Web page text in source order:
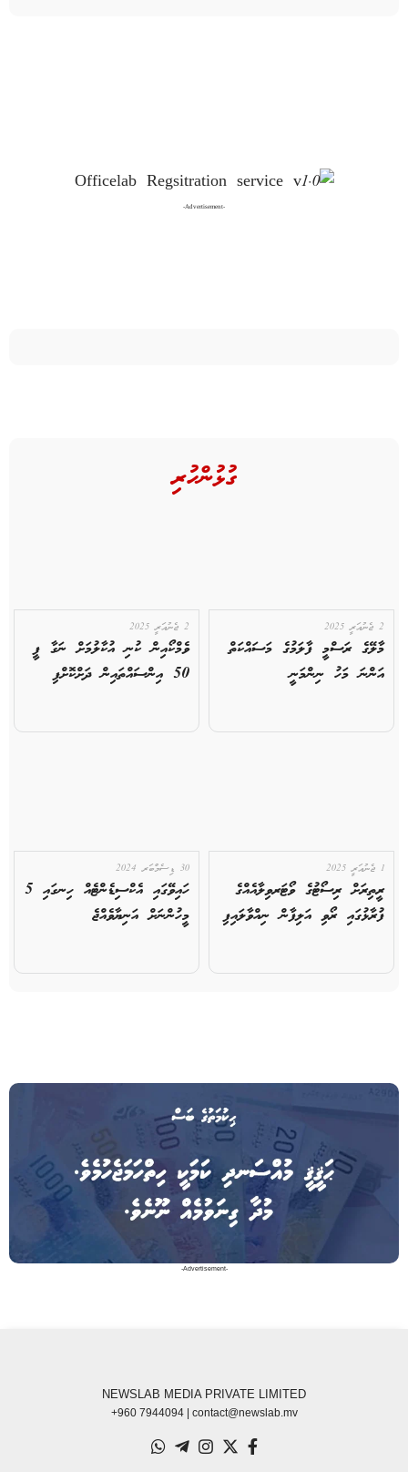
-Advertisement-
ގުޅުންހުރި
2 ޖެނުއަރީ 2025
މާލޭގެ ރަސްމީ ފާލަމުގެ މަސައްކަތް
އަންނަ މަހު ނިންމަނީ
2 ޖެނުއަރީ 2025
ވެމްކޯއިން ކުނި އުކާލުމަށް ނަގާ ފީ
50 އިންސައްތައިން ދަށްކޮށްފި
1 ޖެނުއަރީ 2025
ރީތިރަށް ރިސޯޓުގެ ވޯޓަރވިލާއެއްގެ
ފުރާޅުގައި ރޯވި އަލިފާން ނިއްވާލައިފި
30 ޑިސެމްބަރ 2024
ހައިވޭގައި އެކްސިޑެންޓެއް ހިނގައި 5
މީހުންނަށް އަނިޔާވެއްޖެ
-Advertisement-
NEWSLAB MEDIA PRIVATE LIMITED
+960 7944094 | contact@newslab.mv